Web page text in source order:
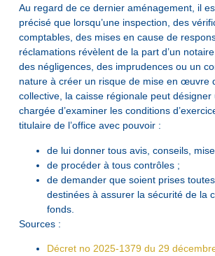
Au regard de ce dernier aménagement, il
précisé que lorsqu’une inspection, des
comptables, des mises en cause de
réclamations révèlent de la part d’un
des négligences, des imprudences ou un
nature à créer un risque de mise en œuvre
collective, la caisse régionale peut
chargée d’examiner les conditions
titulaire de l’office avec pouvoir :
de lui donner tous avis, conseils,
de procéder à tous contrôles ;
de demander que soient prises
destinées à assurer la sécurité de la
fonds.
Sources :
Décret no 2025-1379 du 29